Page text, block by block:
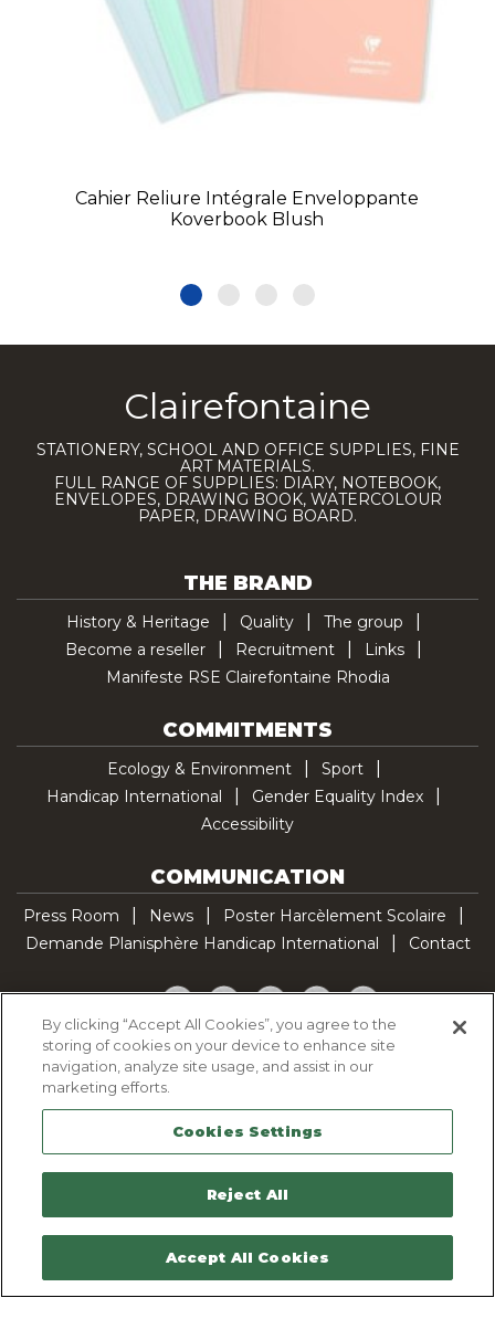
Cahier Reliure Intégrale Enveloppante
Koverbook Blush
Clairefontaine
STATIONERY, SCHOOL AND OFFICE SUPPLIES, FINE
ART MATERIALS.
FULL RANGE OF SUPPLIES: DIARY, NOTEBOOK,
ENVELOPES, DRAWING BOOK, WATERCOLOUR
PAPER, DRAWING BOARD.
THE BRAND
History & Heritage Quality
The group
Become a reseller
Recruitment
Links
Manifeste RSE Clairefontaine Rhodia
COMMITMENTS
Ecology & Environment
Sport
Handicap International
Gender Equality Index
Accessibility
COMMUNICATION
Press Room News
Poster Harcèlement Scolaire
Demande Planisphère Handicap International
Contact
Facebook
TwitterYouTubePinterestTikTok
Cookie Policy
Legal Notice
Sitemap
Contactez-nous
By clicking “Accept All Cookies”, you agree to the
storing of cookies on your device to enhance site
navigation, analyze site usage, and assist in our
marketing efforts.
Cookies Settings
Reject All
Accept All Cookies